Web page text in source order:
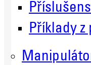
Příklady z